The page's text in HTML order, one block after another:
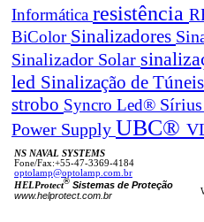
Informática resistência
BiColor Sinalizadores
Sinalizador Solar
led Sinalização de Túneis
strobo Syncro Led® Sírius
Power Supply UBC®
NS NAVAL SYSTEMS
Fone/Fax:+55-47-3369-4184
optolamp@optolamp.com.br
HELProtect® Sistemas de Proteção
www.helprotect.com.br